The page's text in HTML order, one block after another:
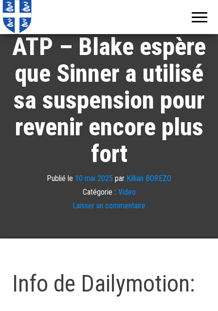
ATP – Blake espère
que Sinner a utilisé
sa suspension pour
revenir encore plus
fort
Publié le 10 mai 2025 par Killian BOREZO
Catégorie : Video
Laisser un commentaire
Info de Dailymotion: